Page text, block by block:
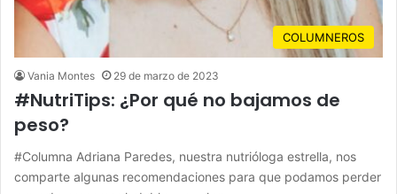
COLUMNEROS
Vania Montes 29 de marzo de 2023
#NutriTips: ¿Por qué no bajamos de
peso?
#Columna Adriana Paredes, nuestra nutrióloga estrella, nos
comparte algunas recomendaciones para que podamos perder